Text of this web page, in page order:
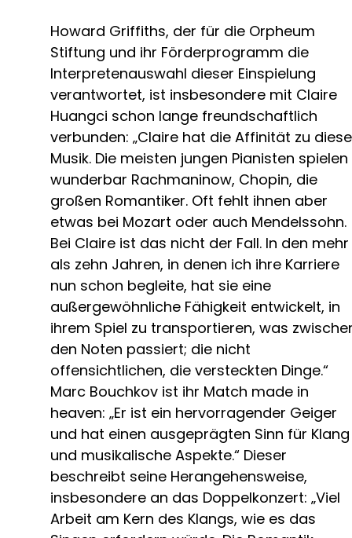
Howard Griffiths, der für die Orpheum
Stiftung und ihr Förderprogramm die
Interpretenauswahl dieser Einspielung
verantwortet, ist insbesondere mit Claire
Huangci schon lange freundschaftlich
verbunden: „Claire hat die Affinität zu
Musik. Die meisten jungen Pianisten spielen
wunderbar Rachmaninow, Chopin, die
großen Romantiker. Oft fehlt ihnen aber
etwas bei Mozart oder auch Mendelssohn.
Bei Claire ist das nicht der Fall. In den mehr
als zehn Jahren, in denen ich ihre Karriere
nun schon begleite, hat sie eine
außergewöhnliche Fähigkeit entwickelt, in
ihrem Spiel zu transportieren, was
den Noten passiert; die nicht
offensichtlichen, die versteckten Dinge.“
Marc Bouchkov ist ihr Match made in
heaven: „Er ist ein hervorragender Geiger
und hat einen ausgeprägten Sinn für Klang
und musikalische Aspekte.“ Dieser
beschreibt seine Herangehensweise,
insbesondere an das Doppelkonzert: „Viel
Arbeit am Kern des Klangs, wie es das